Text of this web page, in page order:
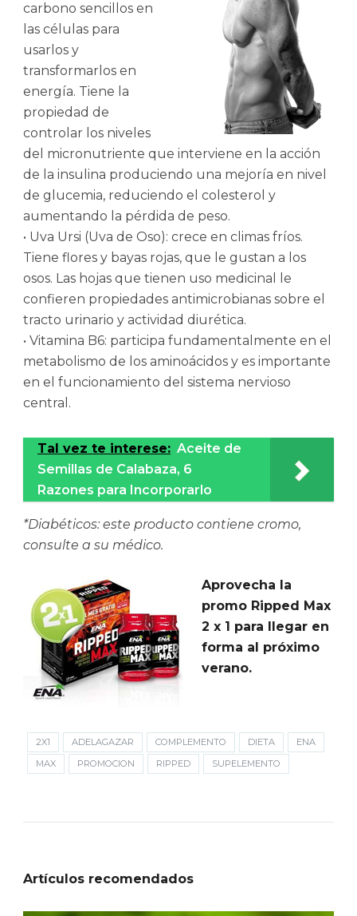
carbono sencillos en
las células para
usarlos y
transformarlos en
energía. Tiene la
propiedad de
controlar los niveles
del micronutriente que interviene en la acción
de la insulina produciendo una mejoría en nivel
de glucemia, reduciendo el colesterol y
aumentando la pérdida de peso.
• Uva Ursi (Uva de Oso): crece en climas fríos.
Tiene flores y bayas rojas, que le gustan a los
osos. Las hojas que tienen uso medicinal le
confieren propiedades antimicrobianas sobre el
tracto urinario y actividad diurética.
• Vitamina B6: participa fundamentalmente en el
metabolismo de los aminoácidos y es importante
en el funcionamiento del sistema nervioso
central.
Tal vez te interese: Aceite de
Semillas de Calabaza, 6
Razones para Incorporarlo
*Diabéticos: este producto contiene cromo,
consulte a su médico.
Aprovecha la
promo Ripped Max
2 x 1 para llegar en
forma al próximo
verano.
2X1 ADELAGAZAR COMPLEMENTO DIETA
ENA
MAX
PROMOCION RIPPED SUPELEMENTO
Artículos recomendados